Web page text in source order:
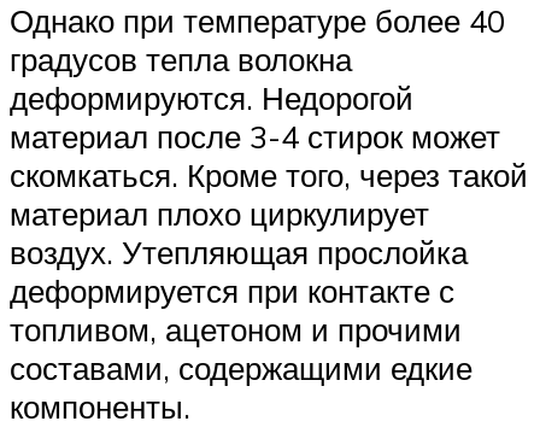
Однако при температуре более 40
градусов тепла волокна
деформируются. Недорогой
материал после 3-4 стирок может
скомкаться. Кроме того, через такой
материал плохо циркулирует
воздух. Утепляющая прослойка
деформируется при контакте с
топливом, ацетоном и прочими
составами, содержащими едкие
компоненты.